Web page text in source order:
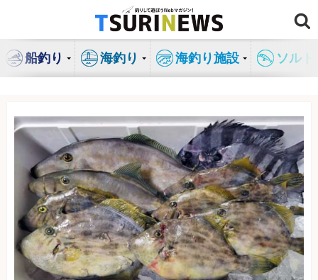
ン
船釣り 海釣り 海釣り施設 ソル